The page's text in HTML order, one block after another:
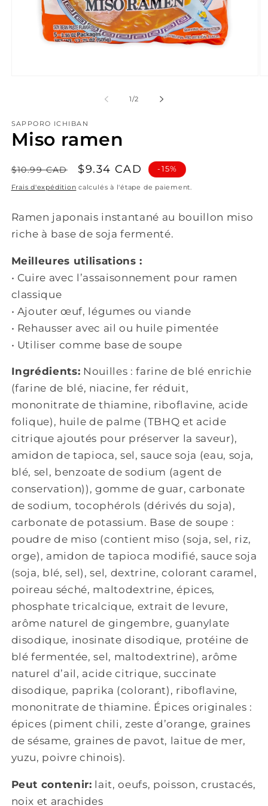
une
fenêtre
modale
1/de
2
SAPPORO ICHIBAN
Miso ramen
Prix
habituel
$10.99 CAD
Prix
promotionnel
$9.34 CAD -15%
Frais d'expédition calculés à l'étape de paiement.
Ramen japonais instantané au bouillon miso
riche à base de soja fermenté.
Meilleures utilisations :
• Cuire avec l’assaisonnement pour ramen
classique
• Ajouter œuf, légumes ou viande
• Rehausser avec ail ou huile pimentée
• Utiliser comme base de soupe
Ingrédients: Nouilles : farine de blé enrichie
(farine de blé, niacine, fer réduit,
mononitrate de thiamine, riboflavine, acide
folique), huile de palme (TBHQ et acide
citrique ajoutés pour préserver la saveur),
amidon de tapioca, sel, sauce soja (eau, soja,
blé, sel, benzoate de sodium (agent de
conservation)), gomme de guar, carbonate
de sodium, tocophérols (dérivés du soja),
carbonate de potassium. Base de soupe :
poudre de miso (contient miso (soja, sel, riz,
orge), amidon de tapioca modifié, sauce soja
(soja, blé, sel), sel, dextrine, colorant caramel,
poireau séché, maltodextrine, épices,
phosphate tricalcique, extrait de levure,
arôme naturel de gingembre, guanylate
disodique, inosinate disodique, protéine de
blé fermentée, sel, maltodextrine), arôme
naturel d’ail, acide citrique, succinate
disodique, paprika (colorant), riboflavine,
mononitrate de thiamine. Épices originales :
épices (piment chili, zeste d’orange, graines
de sésame, graines de pavot, laitue de mer,
yuzu, poivre chinois).
Peut contenir: lait, oeufs, poisson, crustacés,
noix et arachides